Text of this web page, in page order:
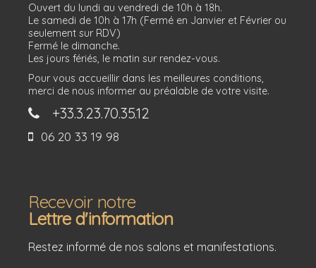
Ouvert du lundi au vendredi de 10h à 18h.
Le samedi de 10h à 17h (Fermé en Janvier et Février ou
seulement sur RDV)
Fermé le dimanche.
Les jours fériés, le matin sur rendez-vous.
Pour vous accueillir dans les meilleures conditions,
merci de nous informer au préalable de votre visite.
+33.3.23.70.35.12
06 20 33 19 98
Recevoir notre
Lettre d'information
Restez informé de nos salons et manifestations.